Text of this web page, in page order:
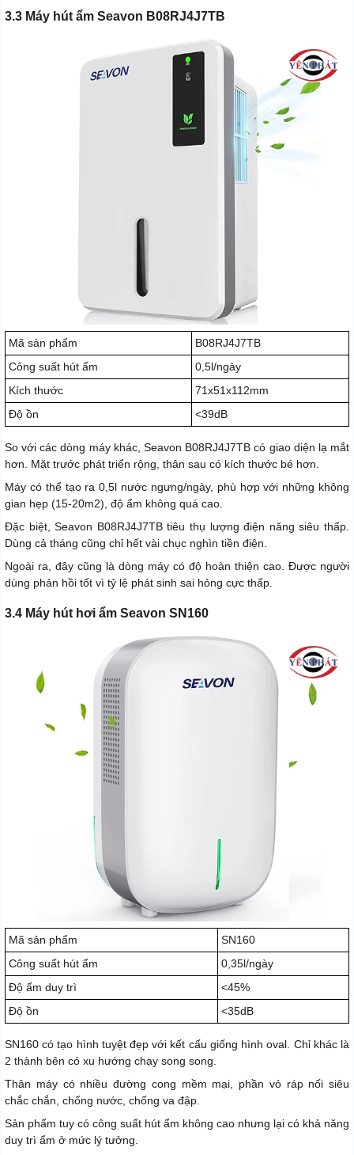
3.3 Máy hút ẩm Seavon B08RJ4J7TB
Mã sản phẩm
B08RJ4J7TB
Công suất hút ẩm
0,5l/ngày
Kích thước
71x51x112mm
Độ ồn
<39dB
So với các dòng máy khác, Seavon B08RJ4J7TB có giao diện lạ mắt
hơn. Mặt trước phát triển rộng, thân sau có kích thước bé hơn.
Máy có thể tạo ra 0,5l nước ngưng/ngày, phù hợp với những không
gian hẹp (15-20m2), độ ẩm không quá cao.
Đặc biệt, Seavon B08RJ4J7TB tiêu thụ lượng điện năng siêu thấp.
Dùng cả tháng cũng chỉ hết vài chục nghìn tiền điện.
Ngoài ra, đây cũng là dòng máy có độ hoàn thiện cao. Được người
dùng phản hồi tốt vì tỷ lệ phát sinh sai hỏng cực thấp.
3.4 Máy hút hơi ẩm Seavon SN160
Mã sản phẩm
SN160
Công suất hút ẩm
0,35l/ngày
Độ ẩm duy trì
<45%
Độ ồn
<35dB
SN160 có tạo hình tuyệt đẹp với kết cấu giống hình oval. Chỉ khác là
2 thành bên có xu hướng chạy song song.
Thân máy có nhiều đường cong mềm mại, phần vỏ ráp nối siêu
chắc chắn, chống nước, chống va đập.
Sản phẩm tuy có công suất hút ẩm không cao nhưng lại có khả năng
duy trì ẩm ở mức lý tưởng.